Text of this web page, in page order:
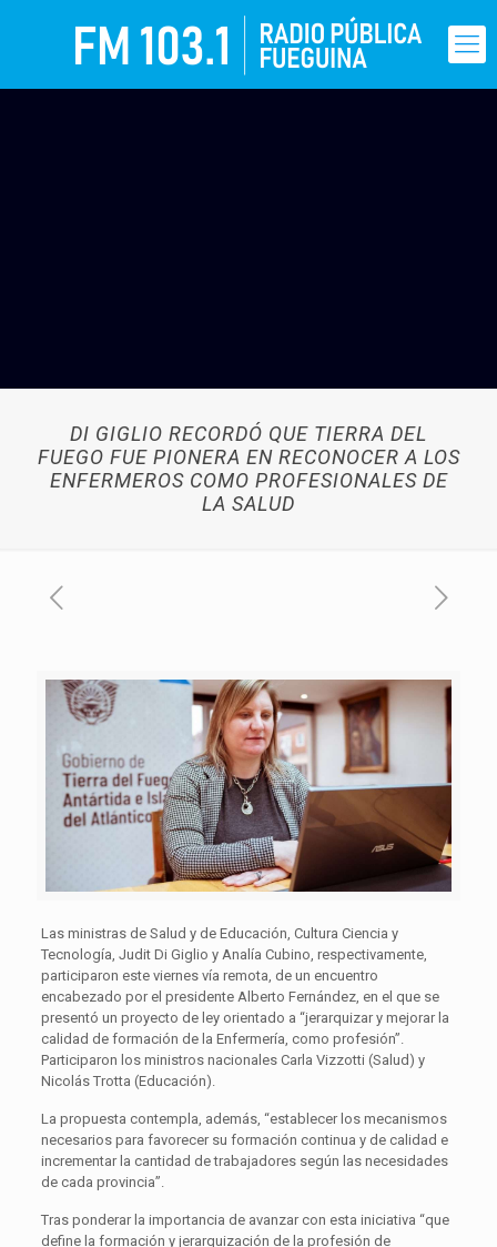
DI GIGLIO RECORDÓ QUE TIERRA DEL
FUEGO FUE PIONERA EN RECONOCER A LOS
ENFERMEROS COMO PROFESIONALES DE
LA SALUD
Las ministras de Salud y de Educación, Cultura Ciencia y
Tecnología, Judit Di Giglio y Analía Cubino, respectivamente,
participaron este viernes vía remota, de un encuentro
encabezado por el presidente Alberto Fernández, en el que se
presentó un proyecto de ley orientado a “jerarquizar y mejorar la
calidad de formación de la Enfermería, como profesión”.
Participaron los ministros nacionales Carla Vizzotti (Salud) y
Nicolás Trotta (Educación).
La propuesta contempla, además, “establecer los mecanismos
necesarios para favorecer su formación continua y de calidad e
incrementar la cantidad de trabajadores según las necesidades
de cada provincia”.
Tras ponderar la importancia de avanzar con esta iniciativa “que
define la formación y jerarquización de la profesión de